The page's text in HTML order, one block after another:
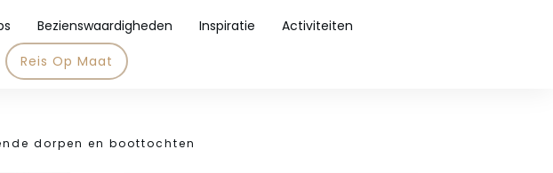
Bezienswaardigheden Inspiratie
Activiteiten
Reis Op Maat
dorpen en boottochten